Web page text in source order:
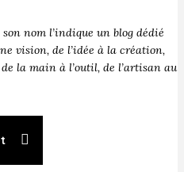
nom l’indique un blog dédié
vision, de l’idée à la création,
la main à l’outil, de l’artisan au